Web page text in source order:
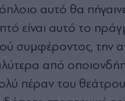
αυτό θα
είναι αυτό το
συμφέροντος, την
από
πέραν του